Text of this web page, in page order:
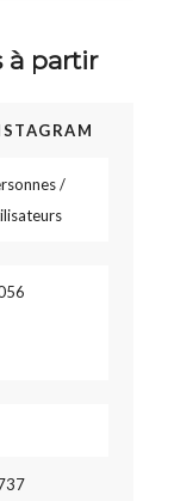
à partir
/